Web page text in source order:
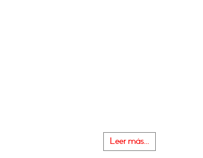
Leer más...